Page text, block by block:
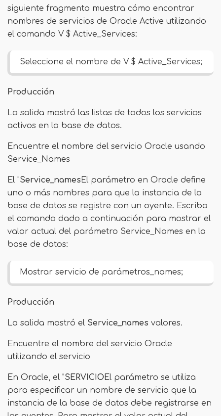
siguiente fragmento muestra cómo encontrar
nombres de servicios de Oracle Active utilizando
el comando V $ Active_Services:
Seleccione el nombre de V $ Active_Services;
Producción
La salida mostró las listas de todos los servicios
activos en la base de datos.
Encuentre el nombre del servicio Oracle usando
Service_Names
El "Service_names El parámetro en Oracle define
uno o más nombres para que la instancia de la
base de datos se registre con un oyente. Escriba
el comando dado a continuación para mostrar el
valor actual del parámetro Service_Names en la
base de datos:
Mostrar servicio de parámetros_names;
Producción
La salida mostró el Service_names valores.
Encuentre el nombre del servicio Oracle
utilizando el servicio
En Oracle, el "SERVICIO El parámetro se utiliza
para especificar un nombre de servicio que la
instancia de la base de datos debe registrarse en